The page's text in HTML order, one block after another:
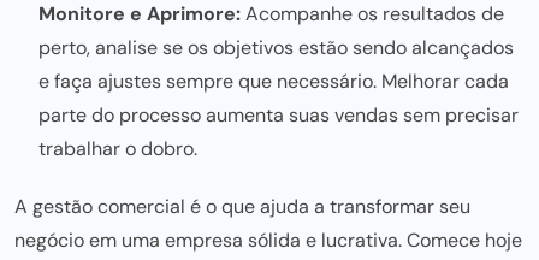
Monitore e Aprimore:Acompanhe os resultados de
perto, analise se os objetivos estão sendo alcançados
e faça ajustes sempre que necessário. Melhorar cada
parte do processo aumenta suas vendas sem precisar
trabalhar o dobro.
A gestão comercial é o que ajuda a transformar seu
negócio em uma empresa sólida e lucrativa. Comece hoje